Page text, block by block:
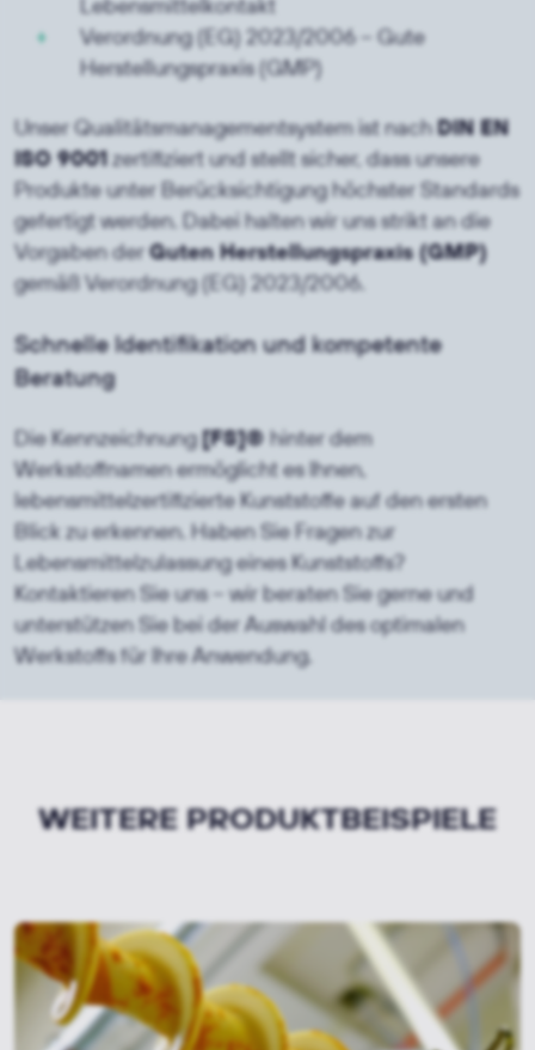
Lebensmittelkontakt
Verordnung (EG) 2023/2006 – Gute
Herstellungspraxis (GMP)
Unser Qualitätsmanagementsystem ist nachDIN EN
ISO 9001zertifiziert und stellt sicher, dass unsere
Produkte unter Berücksichtigung höchster Standards
gefertigt werden. Dabei halten wir uns strikt an die
Vorgaben derGuten Herstellungspraxis (GMP)
gemäß Verordnung (EG) 2023/2006.
Schnelle Identifikation und kompetente
Beratung
Die Kennzeichnung[FS]®hinter dem
Werkstoffnamen ermöglicht es Ihnen,
lebensmittelzertifizierte Kunststoffe auf den ersten
Blick zu erkennen. Haben Sie Fragen zur
Lebensmittelzulassung eines Kunststoffs?
Kontaktieren Sie uns – wir beraten Sie gerne und
unterstützen Sie bei der Auswahl des optimalen
Werkstoffs für Ihre Anwendung.
WEITERE PRODUKTBEISPIELE